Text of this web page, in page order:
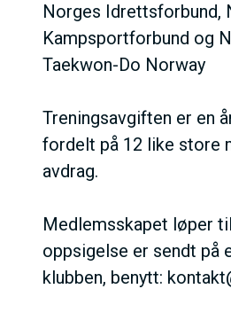
Norges Idrettsforbund,
Kampsportforbund og
Taekwon-Do Norway
Treningsavgiften er en
fordelt på 12 like store
avdrag.
Medlemsskapet løper
oppsigelse er sendt på
klubben, benytt: